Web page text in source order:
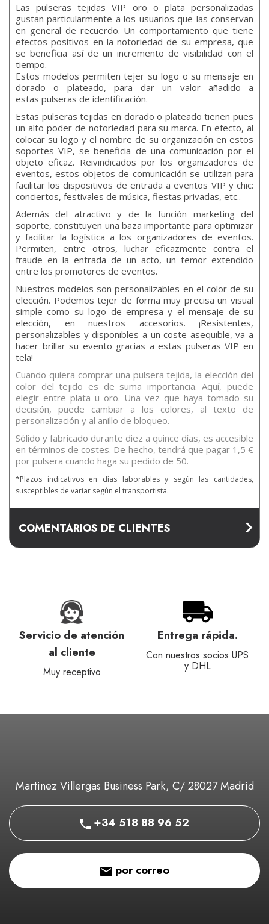
Las pulseras tejidas VIP oro o plata personalizadas
gustan particularmente a los usuarios que las conservan
en general de recuerdo. Un comportamiento que tiene
efectos positivos en la notoriedad de su empresa, que
se beneficia así de un incremento de visibilidad con el
tiempo.
Estos modelos permiten tejer su logo o su mensaje en
dorado o plateado, para dar un valor añadido a
estas pulseras de identificación.
Estas pulseras tejidas en dorado o plateado tienen pues
un alto poder de notoriedad para su marca. En efecto, al
colocar su logo y el nombre de su organización en estos
soportes VIP, se beneficia de una comunicación por el
objeto eficaz. Reivindicados por los organizadores de
eventos, estos objetos de comunicación se utilizan para
facilitar los dispositivos de entrada a eventos VIP y chic:
conciertos, festivales de música, fiestas privadas, etc..
Además del atractivo y de la función marketing del
soporte, constituyen una baza importante para optimizar
y facilitar la logística a los organizadores de eventos.
Permiten, entre otros, luchar eficazmente contra el
fraude en la entrada de un acto, un temor extendido
entre los promotores de eventos.
Nuestros modelos son personalizables en el color de su
elección. Podemos tejer de forma muy precisa un visual
simple como su logo de empresa y el mensaje de su
elección, en nuestros accesorios. ¡Resistentes,
personalizables y disponibles a un coste asequible, va a
hacer brillar su evento gracias a estas pulseras VIP en
tela!
Cuando quiera comprar una pulsera tejida, la elección del
color del tejido es de suma importancia. Aquí, puede
elegir entre plata u oro. Una vez que haya tomado su
decisión, puede cambiar a los colores, al texto de
personalización y al anillo de bloqueo.
Sólido y fabricado durante diez a quince días, es accesible
en términos de costes. De hecho, tendrá que pagar 1,5 €
por pulsera cuando haga su pedido de 50.
*Plazos indicativos en días laborables y según las cantidades,
susceptibles de variar según el transportista.
COMENTARIOS DE CLIENTES
Servicio de atención
al cliente
Muy receptivo
Entrega rápida.
Con nuestros socios UPS
y DHL
Martinez Villergas Business Park, C/ 28027 Madrid
+34 518 88 96 52
por correo